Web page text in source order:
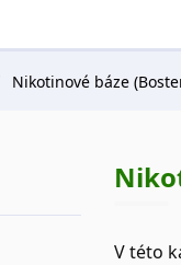
Nikotinové báze
V této